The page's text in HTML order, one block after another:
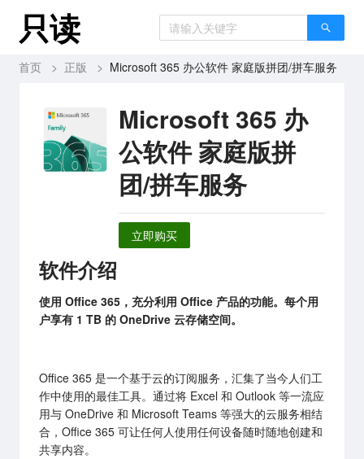
只读
首页 > 正版 > Microsoft 365 办公软件 家庭版拼团/拼车服务
Microsoft 365 办
公软件 家庭版拼
团/拼车服务
立即购买
软件介绍
使用 Office 365，充分利用 Office 产品的功能。每个用
户享有 1 TB 的 OneDrive 云存储空间。
Office 365 是一个基于云的订阅服务，汇集了当今人们工
作中使用的最佳工具。通过将 Excel 和 Outlook 等一流应
用与 OneDrive 和 Microsoft Teams 等强大的云服务相结
合，Office 365 可让任何人使用任何设备随时随地创建和
共享内容。